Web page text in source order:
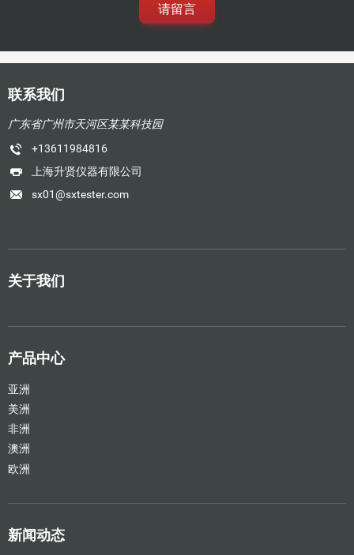
请留言
联系我们
广东省广州市天河区某某科技园
+13611984816
上海升贤仪器有限公司
sx01@sxtester.com
关于我们
产品中心
亚洲
美洲
非洲
澳洲
欧洲
新闻动态